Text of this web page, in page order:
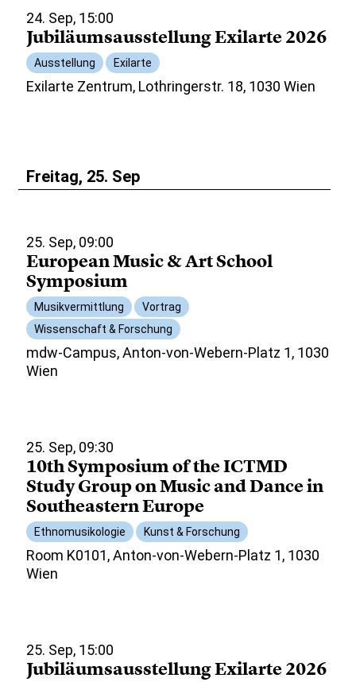
24. Sep, 15:00
Jubiläumsausstellung Exilarte 2026
Ausstellung Exilarte
Exilarte Zentrum, Lothringerstr. 18, 1030 Wien
Freitag, 25. Sep
25. Sep, 09:00
European Music & Art School
Symposium
Musikvermittlung
Vortrag
Wissenschaft & Forschung
mdw-Campus, Anton-von-Webern-Platz 1, 1030
Wien
25. Sep, 09:30
10th Symposium of the ICTMD
Study Group on Music and Dance in
Southeastern Europe
Ethnomusikologie Kunst & Forschung
Room K0101, Anton-von-Webern-Platz 1, 1030
Wien
25. Sep, 15:00
Jubiläumsausstellung Exilarte 2026